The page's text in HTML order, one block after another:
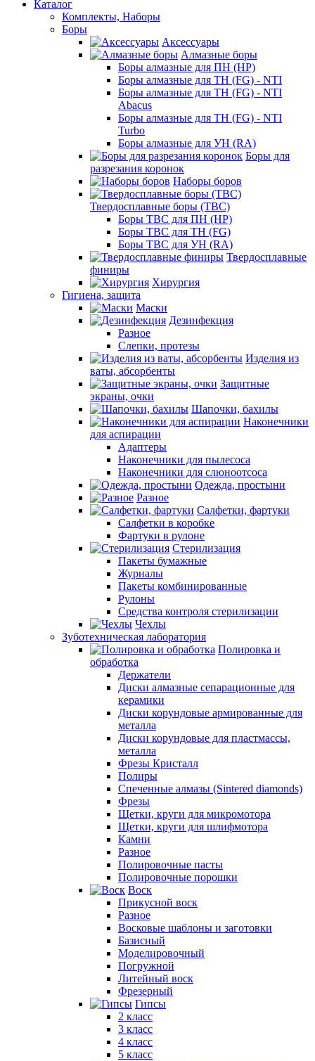
Каталог
Комплекты, Наборы
Боры
Аксессуары
Алмазные боры
Боры алмазные для ПН (HP)
Боры алмазные для ТН (FG) - NTI
Боры алмазные для ТН (FG) - NTI
Abacus
Боры алмазные для ТН (FG) - NTI
Turbo
Боры алмазные для УН (RA)
Боры для
разрезания коронок
Наборы боров
Твердосплавные боры (ТВС)
Боры ТВС для ПН (HP)
Боры ТВС для ТН (FG)
Боры ТВС для УН (RA)
Твердосплавные
финиры
Хирургия
Гигиена, защита
Маски
Дезинфекция
Разное
Слепки, протезы
Изделия из
ваты, абсорбенты
Защитные
экраны, очки
Шапочки, бахилы
Наконечники
для аспирации
Адаптеры
Наконечники для пылесоса
Наконечники для слюноотсоса
Одежда, простыни
Разное
Салфетки, фартуки
Салфетки в коробке
Фартуки в рулоне
Стерилизация
Пакеты бумажные
Журналы
Пакеты комбинированные
Рулоны
Средства контроля стерилизации
Чехлы
Зуботехническая лаборатория
Полировка и
обработка
Держатели
Диски алмазные сепарационные для
керамики
Диски корундовые армированные для
металла
Диски корундовые для пластмассы,
металла
Фрезы Кристалл
Полиры
Спеченные алмазы (Sintered diamonds)
Фрезы
Щетки, круги для микромотора
Щетки, круги для шлифмотора
Камни
Разное
Полировочные пасты
Полировочные порошки
Воск
Прикусной воск
Разное
Восковые шаблоны и заготовки
Базисный
Моделировочный
Погружной
Литейный воск
Фрезерный
Гипсы
2 класс
3 класс
4 класс
5 класс